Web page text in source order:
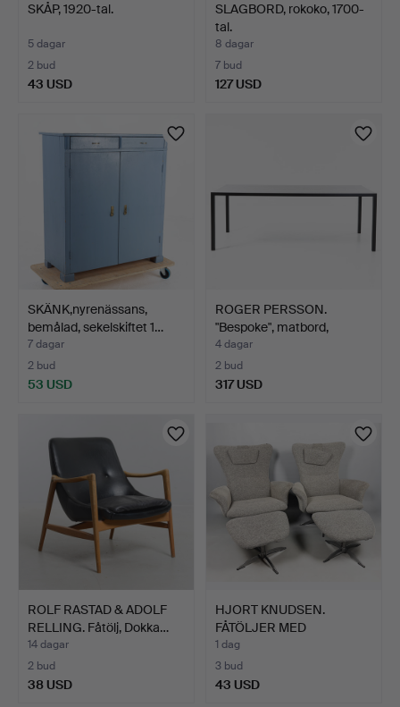
SKÅP, 1920-tal.
5 dagar
2 bud
43 USD
SLAGBORD, rokoko, 1700-
tal.
8 dagar
7 bud
127 USD
SKÄNK,nyrenässans,
bemålad, sekelskiftet 1…
7 dagar
2 bud
53 USD
ROGER PERSSON.
"Bespoke", matbord,
Swedese…
4 dagar
2 bud
317 USD
ROLF RASTAD & ADOLF
RELLING. Fåtölj, Dokka…
14 dagar
2 bud
38 USD
HJORT KNUDSEN.
FÅTÖLJER MED
FOTPALLAR, 2 s…
1 dag
3 bud
43 USD